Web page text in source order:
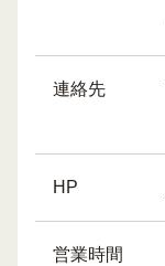
連絡先
HP
営業時間